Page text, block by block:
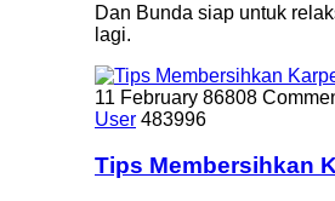
Dan Bunda siap untuk
lagi.
11 February 86808
User 483996
Tips Membersihkan